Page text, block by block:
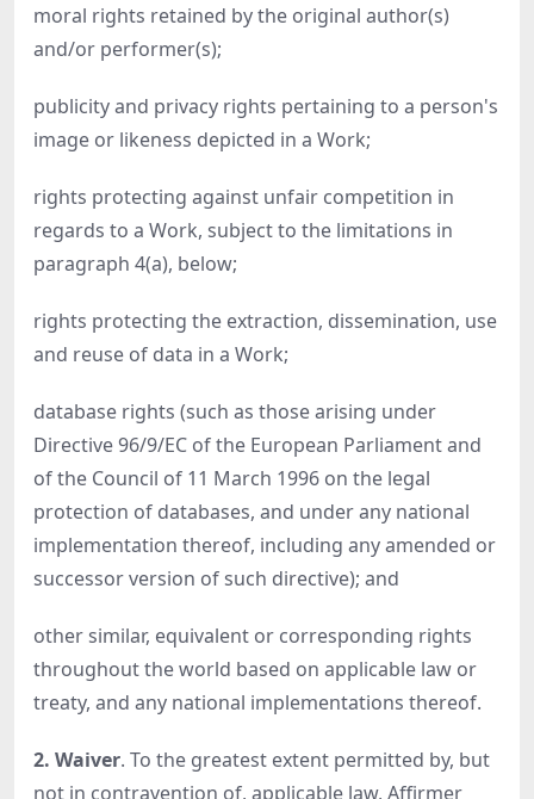
moral rights retained by the original author(s)
and/or performer(s);
publicity and privacy rights pertaining to a person's
image or likeness depicted in a Work;
rights protecting against unfair competition in
regards to a Work, subject to the limitations in
paragraph 4(a), below;
rights protecting the extraction, dissemination, use
and reuse of data in a Work;
database rights (such as those arising under
Directive 96/9/EC of the European Parliament and
of the Council of 11 March 1996 on the legal
protection of databases, and under any national
implementation thereof, including any amended or
successor version of such directive); and
other similar, equivalent or corresponding rights
throughout the world based on applicable law or
treaty, and any national implementations thereof.
2. Waiver. To the greatest extent permitted by, but
not in contravention of, applicable law, Affirmer